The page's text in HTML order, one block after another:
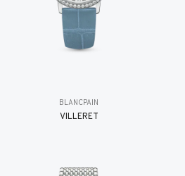
BLANCPAIN
VILLERET